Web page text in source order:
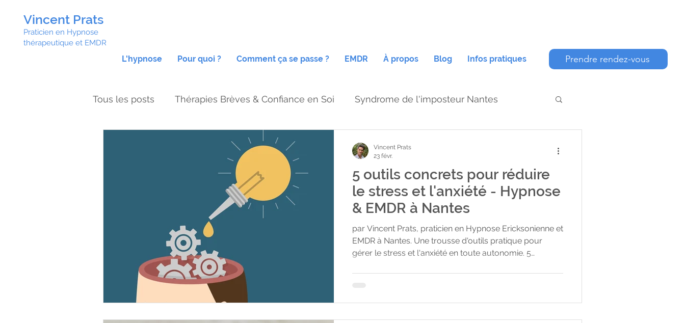
Vincent Prats
Praticien en Hypnose
thérapeutique et EMDR
L'hypnose Pour quoi ? Comment ça se passe ? EMDR À propos Blog Infos pratiques Prendre rendez-vous
Tous les posts Thérapies Brèves & Confiance en Soi Syndrome de l'imposteur Nantes
Sentiment imposture travail
Traitement syndrome imposteur Thérapie brève Nantes, Auto-sabotage professionnel
Anxiété EMDR traumatismes
Gerer ses émotions
5 outils concrets pour réduire
le stress et l'anxiété - Hypnose
& EMDR à Nantes
par Vincent Prats, praticien en Hypnose Ericksonienne et
EMDR à Nantes. Une trousse d'outils pratique pour
gérer le stress et l'anxiété en toute autonomie. 5
phobie — un accompagnement en EMDR ou hypnose
Vincent Prats
23 févr.